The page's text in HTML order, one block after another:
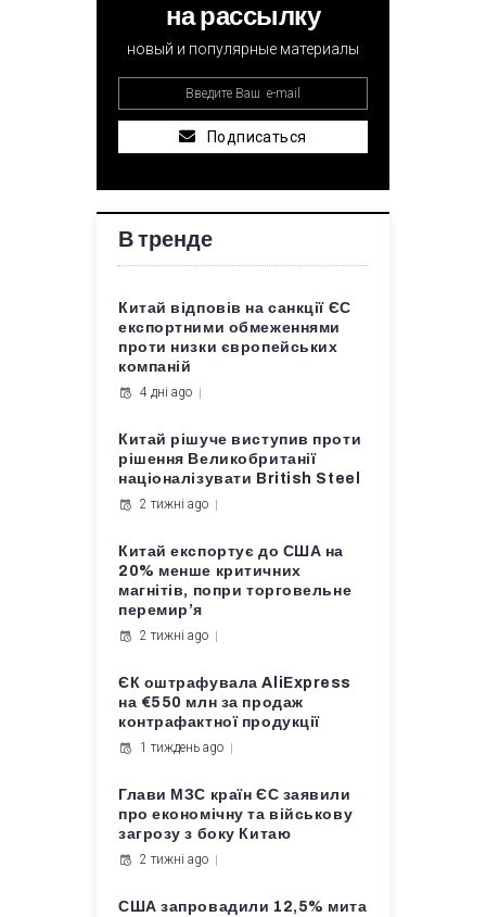
на рассылку
новый и популярные материалы
Подписаться
В тренде
Китай відповів на санкції ЄС
експортними обмеженнями
проти низки європейських
компаній
4 дні ago
Китай рішуче виступив проти
рішення Великобританії
націоналізувати British Steel
2 тижні ago
Китай експортує до США на
20% менше критичних
магнітів, попри торговельне
перемир’я
2 тижні ago
ЄК оштрафувала AliExpress
на €550 млн за продаж
контрафактної продукції
1 тиждень ago
Глави МЗС країн ЄС заявили
про економічну та військову
загрозу з боку Китаю
2 тижні ago
США запровадили 12,5% мита